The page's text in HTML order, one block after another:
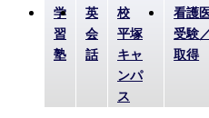
学
習
塾
英
会
話
校
平塚
キャ
ンパ
ス
看護
受験
取得